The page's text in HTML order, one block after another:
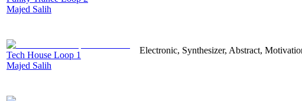
Majed Salih
Tech House Loop 1
Majed Salih
Electronic, Synthesizer, Abstract,